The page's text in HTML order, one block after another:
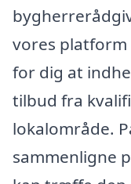
vores
for dig at
tilbud fra
lokalområde.
sammenligne